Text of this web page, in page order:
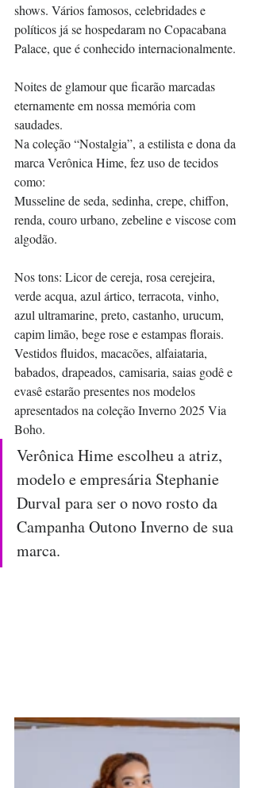
shows. Vários famosos, celebridades e
políticos já se hospedaram no Copacabana
Palace, que é conhecido internacionalmente.
Noites de glamour que ficarão marcadas
eternamente em nossa memória com
saudades.
Na coleção “Nostalgia”, a estilista e dona da
marca Verônica Hime, fez uso de tecidos
como:
Musseline de seda, sedinha, crepe, chiffon,
renda, couro urbano, zebeline e viscose com
algodão.
Nos tons: Licor de cereja, rosa cerejeira,
verde acqua, azul ártico, terracota, vinho,
azul ultramarine, preto, castanho, urucum,
capim limão, bege rose e estampas florais.
Vestidos fluidos, macacões, alfaiataria,
babados, drapeados, camisaria, saias godê e
evasê estarão presentes nos modelos
apresentados na coleção Inverno 2025 Via
Boho.
Verônica Hime escolheu a atriz,
modelo e empresária Stephanie
Durval para ser o novo rosto da
Campanha Outono Inverno de sua
marca.